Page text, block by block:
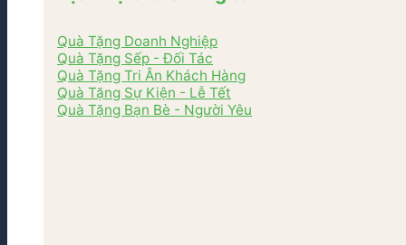
Quà Tặng Doanh Nghiệp
Quà Tặng Sếp - Đối Tác
Quà Tặng Tri Ân Khách Hàng
Quà Tặng Sự Kiện - Lễ Tết
Quà Tặng Bạn Bè - Người Yêu